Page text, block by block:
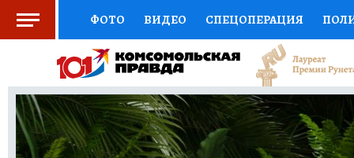
ФОТО ВИДЕО СПЕЦОПЕРАЦИЯ
СОЦПОДДЕРЖКА НАУКА СПОРТ
ВЫБОР ЭКСПЕРТОВ ДОКТОР
КНИЖНАЯ ПОЛКА ПРОГНОЗЫ НА СПОРТ